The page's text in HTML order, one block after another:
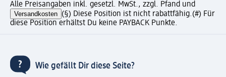
Alle Preisangaben inkl. gesetzl. MwSt., zzgl. Pfand und
Versandkosten (§) Diese Position ist nicht rabattfähig.(#) Für
diese Position erhältst Du keine PAYBACK Punkte.
Wie gefällt Dir diese Seite?